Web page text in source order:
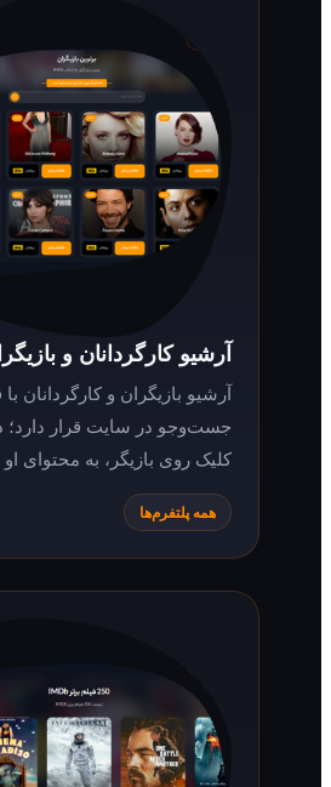
آرشیو کارگردانان و بازیگران
آرشیو بازیگران و کارگردانان با قابلیت
جست‌وجو در سایت قرار دارد؛ در اپ نیز با
کلیک روی بازیگر، به محتوای او می‌رسید.
همه پلتفرم‌ها